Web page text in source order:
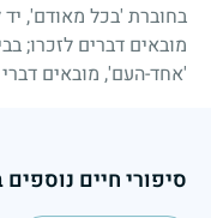
בחוברת 'בכל מאודם',
מובאים דברים לזכרו;
'אחד-העם', מובאים
סיפורי חיים